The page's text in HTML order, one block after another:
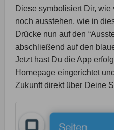
Diese symbolisiert Dir,
noch ausstehen, wie in
Drücke nun auf den
abschließend auf den
Jetzt hast Du die App
Homepage eingerichtet
Zukunft direkt über Deine